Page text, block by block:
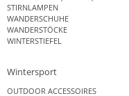
STIRNLAMPEN
WANDERSCHUHE
WANDERSTÖCKE
WINTERSTIEFEL
Wintersport
OUTDOOR ACCESSOIRES